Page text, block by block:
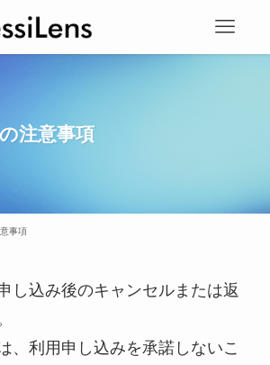
注意事項
事項
し込み後のキャンセルまたは返
、利用申し込みを承諾しないこ